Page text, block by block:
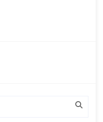
klassische
deutschlandweit